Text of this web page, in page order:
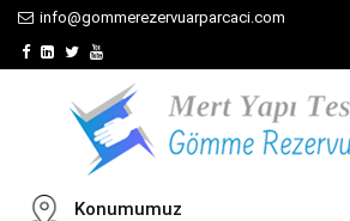
info@gommerezervuarparcaci.com
Konumumuz